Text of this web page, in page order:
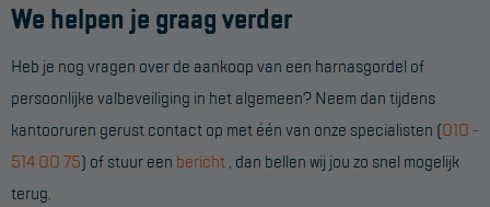
We helpen je graag verder
Heb je nog vragen over de aankoop van een harnasgordel of
persoonlijke valbeveiliging in het algemeen? Neem dan tijdens
kantooruren gerust contact op met één van onze specialisten (010 -
514 00 75) of stuur een bericht , dan bellen wij jou zo snel mogelijk
terug.